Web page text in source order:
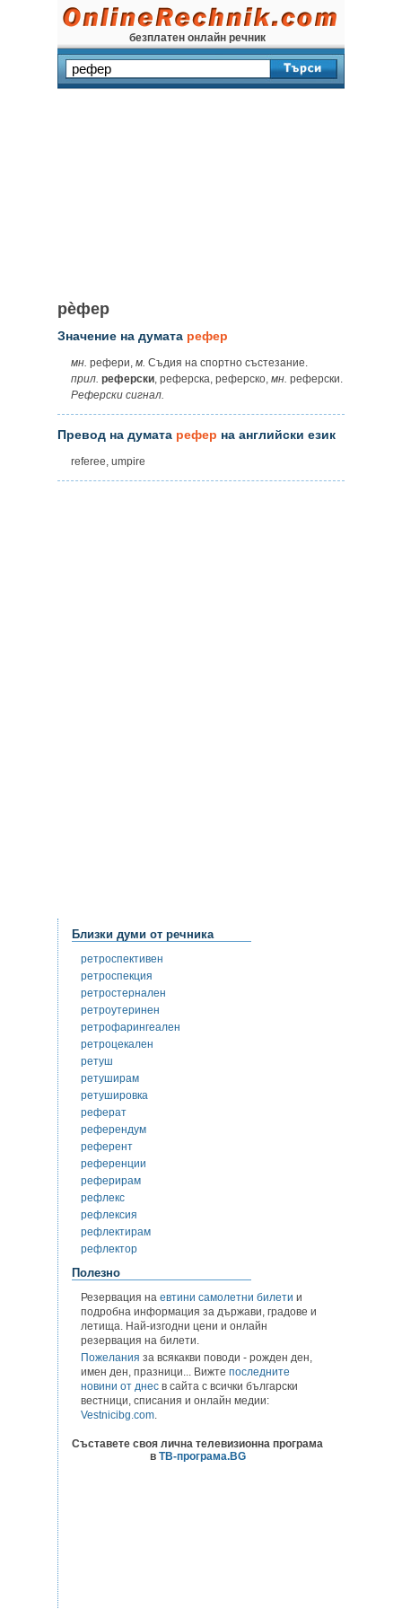
безплатен онлайн речник
рѐфер
Значение на думата рефер
мн. рефери, м. Съдия на спортно състезание.
прил. реферски, реферска, реферско, мн. реферски.
Реферски сигнал.
Превод на думата рефер на английски език
referee, umpire
Близки думи от речника
ретроспективен
ретроспекция
ретростернален
ретроутеринен
ретрофарингеален
ретроцекален
ретуш
ретуширам
ретушировка
реферат
референдум
референт
референции
реферирам
рефлекс
рефлексия
рефлектирам
рефлектор
Полезно
Резервация на евтини самолетни билети и
подробна информация за държави, градове и
летища. Най-изгодни цени и онлайн
резервация на билети.
Пожелания за всякакви поводи - рожден ден,
имен ден, празници... Вижте последните
новини от днес в сайта с всички български
вестници, списания и онлайн медии:
Vestnicibg.com.
Съставете своя лична телевизионна програма
в ТВ-програма.BG